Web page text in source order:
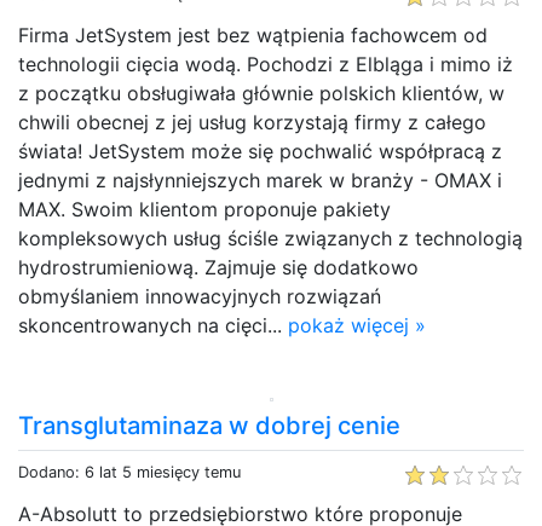
Firma JetSystem jest bez wątpienia fachowcem od
technologii cięcia wodą. Pochodzi z Elbląga i mimo iż
z początku obsługiwała głównie polskich klientów, w
chwili obecnej z jej usług korzystają firmy z całego
świata! JetSystem może się pochwalić współpracą z
jednymi z najsłynniejszych marek w branży - OMAX i
MAX. Swoim klientom proponuje pakiety
kompleksowych usług ściśle związanych z technologią
hydrostrumieniową. Zajmuje się dodatkowo
obmyślaniem innowacyjnych rozwiązań
skoncentrowanych na cięci... pokaż więcej »
Transglutaminaza w dobrej cenie
Dodano: 6 lat 5 miesięcy temu
A-Absolutt to przedsiębiorstwo które proponuje